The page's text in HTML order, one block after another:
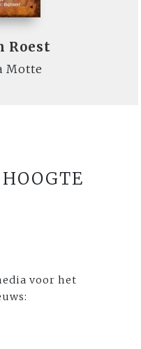
Roest
Motte
voor het